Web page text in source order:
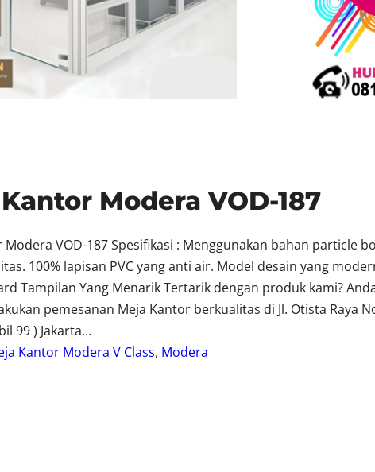
Modera VOD-187
Modera VOD-187 Spesifikasi : Menggunakan bahan particle
100% lapisan PVC yang anti air. Model desain yang
Tampilan Yang Menarik Tertarik dengan produk kami?
pemesanan Meja Kantor berkualitas di Jl. Otista Raya
99 ) Jakarta…
Kantor Modera V Class, Modera